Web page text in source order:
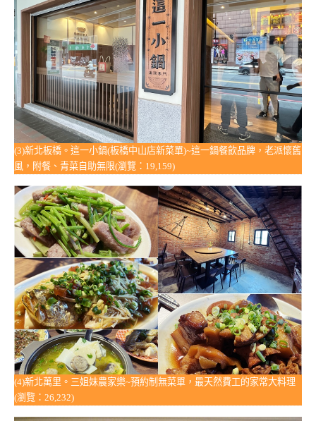
(3)新北板橋。這一小鍋(板橋中山店新菜單)~這一鍋餐飲品牌，老派懷舊
風，附餐、青菜自助無限(瀏覽：19,159)
(4)新北萬里。三姐妹農家樂~預約制無菜單，最天然費工的家常大料理
(瀏覽：26,232)